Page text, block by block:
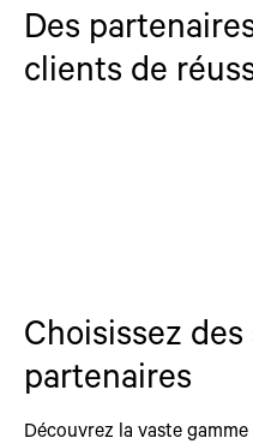
Des
clients de
Choisissez
partenaires
Découvrez la vaste